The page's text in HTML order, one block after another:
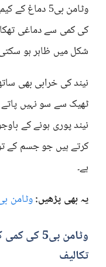
وٹامن بی5
کی کمی سے دماغی
شکل میں ظاہر ہو
نیند کی خرابی بھی
ٹھیک سے سو نہیں پاتے
نیند پوری ہونے کے
کرتے ہیں جو جسم کے
ہے۔
یہ بھی پڑھیں:وٹامن بی5 کی کمی: وجوہات اور
وٹامن
تکالیف